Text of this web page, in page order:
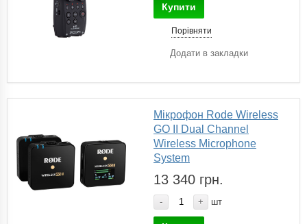
Купити
Порівняти
Додати в закладки
Мікрофон Rode Wireless
GO II Dual Channel
Wireless Microphone
System
13 340 грн.
- + шт